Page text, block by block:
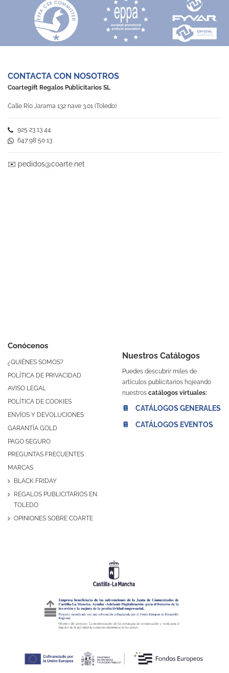
Conócenos
¿QUIÉNES SOMOS?
POLÍTICA DE PRIVACIDAD
AVISO LEGAL
POLÍTICA DE COOKIES
ENVÍOS Y DEVOLUCIONES
GARANTÍA GOLD
PAGO SEGURO
PREGUNTAS FRECUENTES
MARCAS
BLACK FRIDAY
REGALOS PUBLICITARIOS EN
TOLEDO
OPINIONES SOBRE COARTE
Nuestros Catálogos
Puedes descubrir miles de
artículos publicitarios hojeando
nuestros catálogos virtuales:
📔 CATÁLOGOS GENERALES
📔 CATÁLOGOS EVENTOS
CONTACTA CON NOSOTROS
Coartegift Regalos Publicitarios SL
Calle Río Jarama 132 nave 3.01 (Toledo)
925 23 13 44
647 98 50 13
✉️ pedidos@coarte.net